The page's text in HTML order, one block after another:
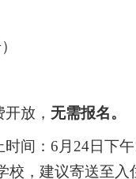
开放， 无需报名。
时间：6月24日下
，建议寄送至入